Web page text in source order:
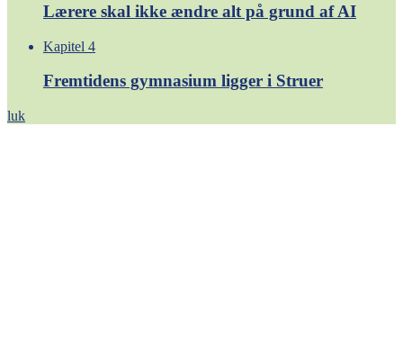
Lærere skal ikke ændre alt på grund af AI
Kapitel 4
Fremtidens gymnasium ligger i Struer
luk